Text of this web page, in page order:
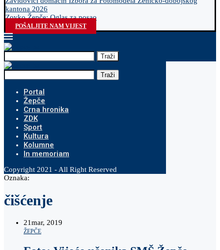
kantona 2026
Zovko Žepče: Oglas za posao
POŠALJITE NAM VIJEST
Traži
Traži
Portal
Žepče
Crna hronika
ZDK
Sport
Kultura
Kolumne
In memoriam
Copyright 2021 - All Right Reserved
Oznaka:
čišćenje
21mar, 2019
ŽEPČE